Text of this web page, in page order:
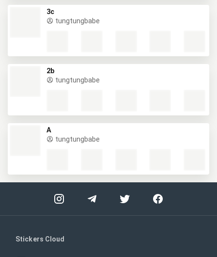
3c
tungtungbabe
2b
tungtungbabe
A
tungtungbabe
Stickers Cloud